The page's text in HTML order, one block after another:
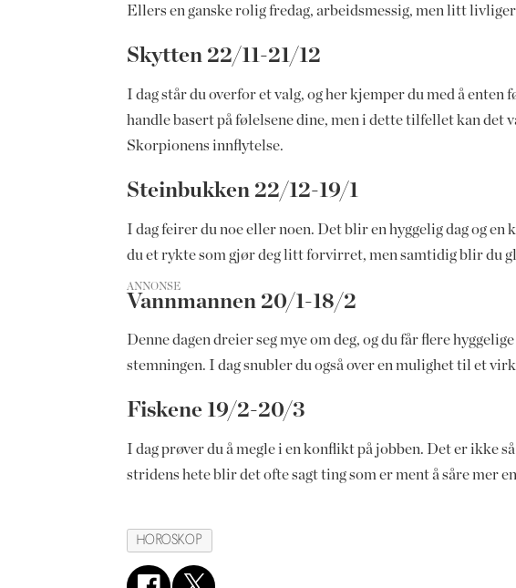
Ellers en ganske rolig fredag, arbeidsmessig, men litt
Skytten 22/11-21/12
I dag står du overfor et valg, og her kjemper du med å
handle basert på følelsene dine, men i dette tilfellet kan
Skorpionens innflytelse.
Steinbukken 22/12-19/1
I dag feirer du noe eller noen. Det blir en hyggelig dag og
du et rykte som gjør deg litt forvirret, men samtidig blir du
ANNONSE
Vannmannen 20/1-18/2
Denne dagen dreier seg mye om deg, og du får flere
stemningen. I dag snubler du også over en mulighet til et
Fiskene 19/2-20/3
I dag prøver du å megle i en konflikt på jobben. Det er ikke
stridens hete blir det ofte sagt ting som er ment å såre mer
HOROSKOP